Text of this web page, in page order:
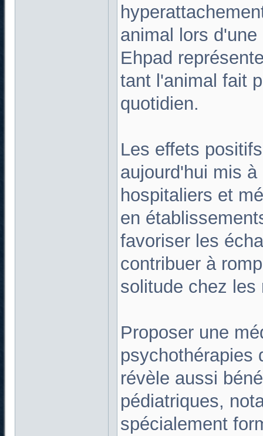
animal lors
Ehpad
tant l'animal fait
quotidien.
Les effets
aujourd'hui mis
hospitaliers et
en
favoriser les
contribuer à
solitude chez les
Proposer une
psychothérapies
révèle aussi
pédiatriques,
spécialement